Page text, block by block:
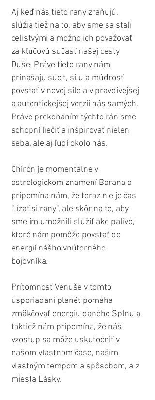
Aj keď nás tieto rany zraňujú,
slúžia tiež na to, aby sme sa stali
celistvými a možno ich považovať
za kľúčovú súčasť našej cesty
Duše. Práve tieto rany nám
prinášajú súcit, silu a múdrosť
povstať v novej sile a v pravdivejšej
a autentickejšej verzii nás samých.
Práve prekonaním týchto rán sme
schopní liečiť a inšpirovať nielen
seba, ale aj ľudí okolo nás.
Chirón je momentálne v
astrologickom znamení Barana a
pripomína nám, že teraz nie je čas
"lízať si rany", ale skôr na to, aby
sme im umožnili slúžiť ako palivo,
ktoré nám pomôže povstať do
energií nášho vnútorného
bojovníka.
Prítomnosť Venuše v tomto
usporiadaní planét pomáha
zmäkčovať energiu daného Splnu a
taktiež nám pripomína, že náš
vzostup sa môže uskutočniť v
našom vlastnom čase, našim
vlastným tempom a spôsobom, a z
miesta Lásky.